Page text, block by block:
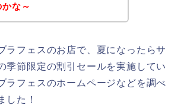
な～
ラフェスのお店で、夏になったらサ
季節限定の割引セールを実施してい
ラフェスのホームページなどを調べ
した！